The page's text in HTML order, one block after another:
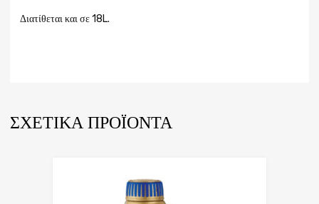
Διατίθεται και σε 18L.
ΣΧΕΤΙΚΆ ΠΡΟΪΌΝΤΑ